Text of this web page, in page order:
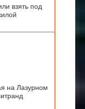
взять под
на Лазурном